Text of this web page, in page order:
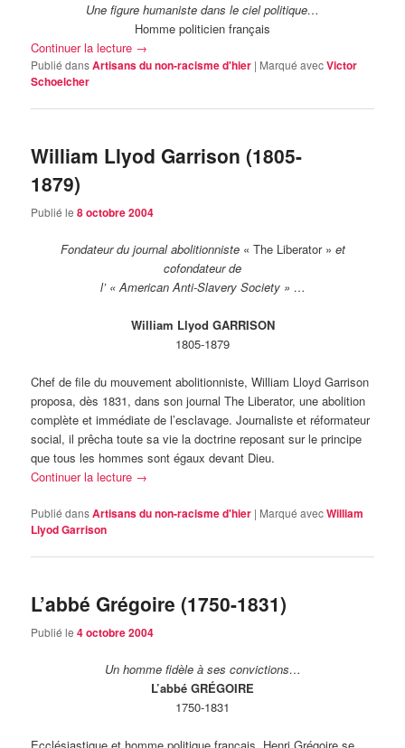
Une figure humaniste dans le ciel politique…
Homme politicien français
Continuer la lecture →
Publié dansArtisans du non-racisme d'hier | Marqué avecVictor
Schoelcher
William Llyod Garrison (1805-
1879)
Publié le8 octobre 2004
Fondateur du journal abolitionniste « The Liberator » et
cofondateur de
l’ « American Anti-Slavery Society » …
William Llyod GARRISON
1805-1879
Chef de file du mouvement abolitionniste, William Lloyd Garrison
proposa, dès 1831, dans son journal The Liberator, une abolition
complète et immédiate de l’esclavage. Journaliste et réformateur
social, il prêcha toute sa vie la doctrine reposant sur le principe
que tous les hommes sont égaux devant Dieu.
Continuer la lecture →
Publié dansArtisans du non-racisme d'hier | Marqué avecWilliam
Llyod Garrison
L’abbé Grégoire (1750-1831)
Publié le4 octobre 2004
Un homme fidèle à ses convictions…
L’abbé GRÉGOIRE
1750-1831
Ecclésiastique et homme politique français, Henri Grégoire se